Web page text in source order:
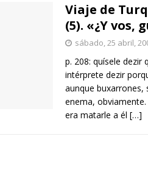
Viaje de
(5). «¿Y
sábado, 25 abril,
p. 208: quísele dezir
intérprete dezir
aunque buxarrones,
enema,
era matarle a él […]